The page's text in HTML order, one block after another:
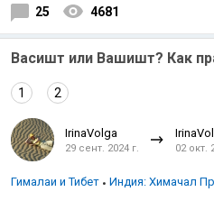
25 4681
Васишт или Вашишт? Как
1 2
IrinaVolga
29 сент. 2024 г. 02 окт.
Гималаи и Тибет Индия: Химачал